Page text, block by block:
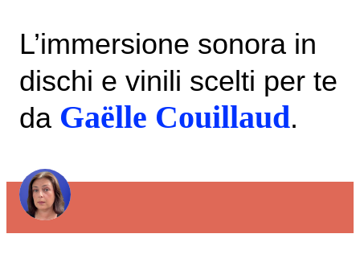
L’immersione sonora in
dischi e vinili scelti per te
da Gaëlle Couillaud.